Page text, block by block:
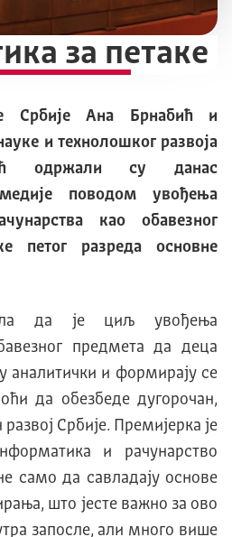
за петаке
Србије Ана Брнабић и
и технолошког развоја
одржали су данас
поводом увођења
као обавезног
петог разреда основне
да је циљ увођења
предмета да деца
аналитички и формирају се
да обезбеде дугорочан,
Србије. Премијерка је
и рачунарство
само да савладају основе
што јесте важно за ово
запосле, али много више